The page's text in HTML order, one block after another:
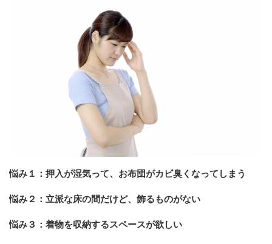
悩み１：押入が湿気って、お布団がカビ臭くなってしまう
悩み２：立派な床の間だけど、飾るものがない
悩み３：着物を収納するスペースが欲しい